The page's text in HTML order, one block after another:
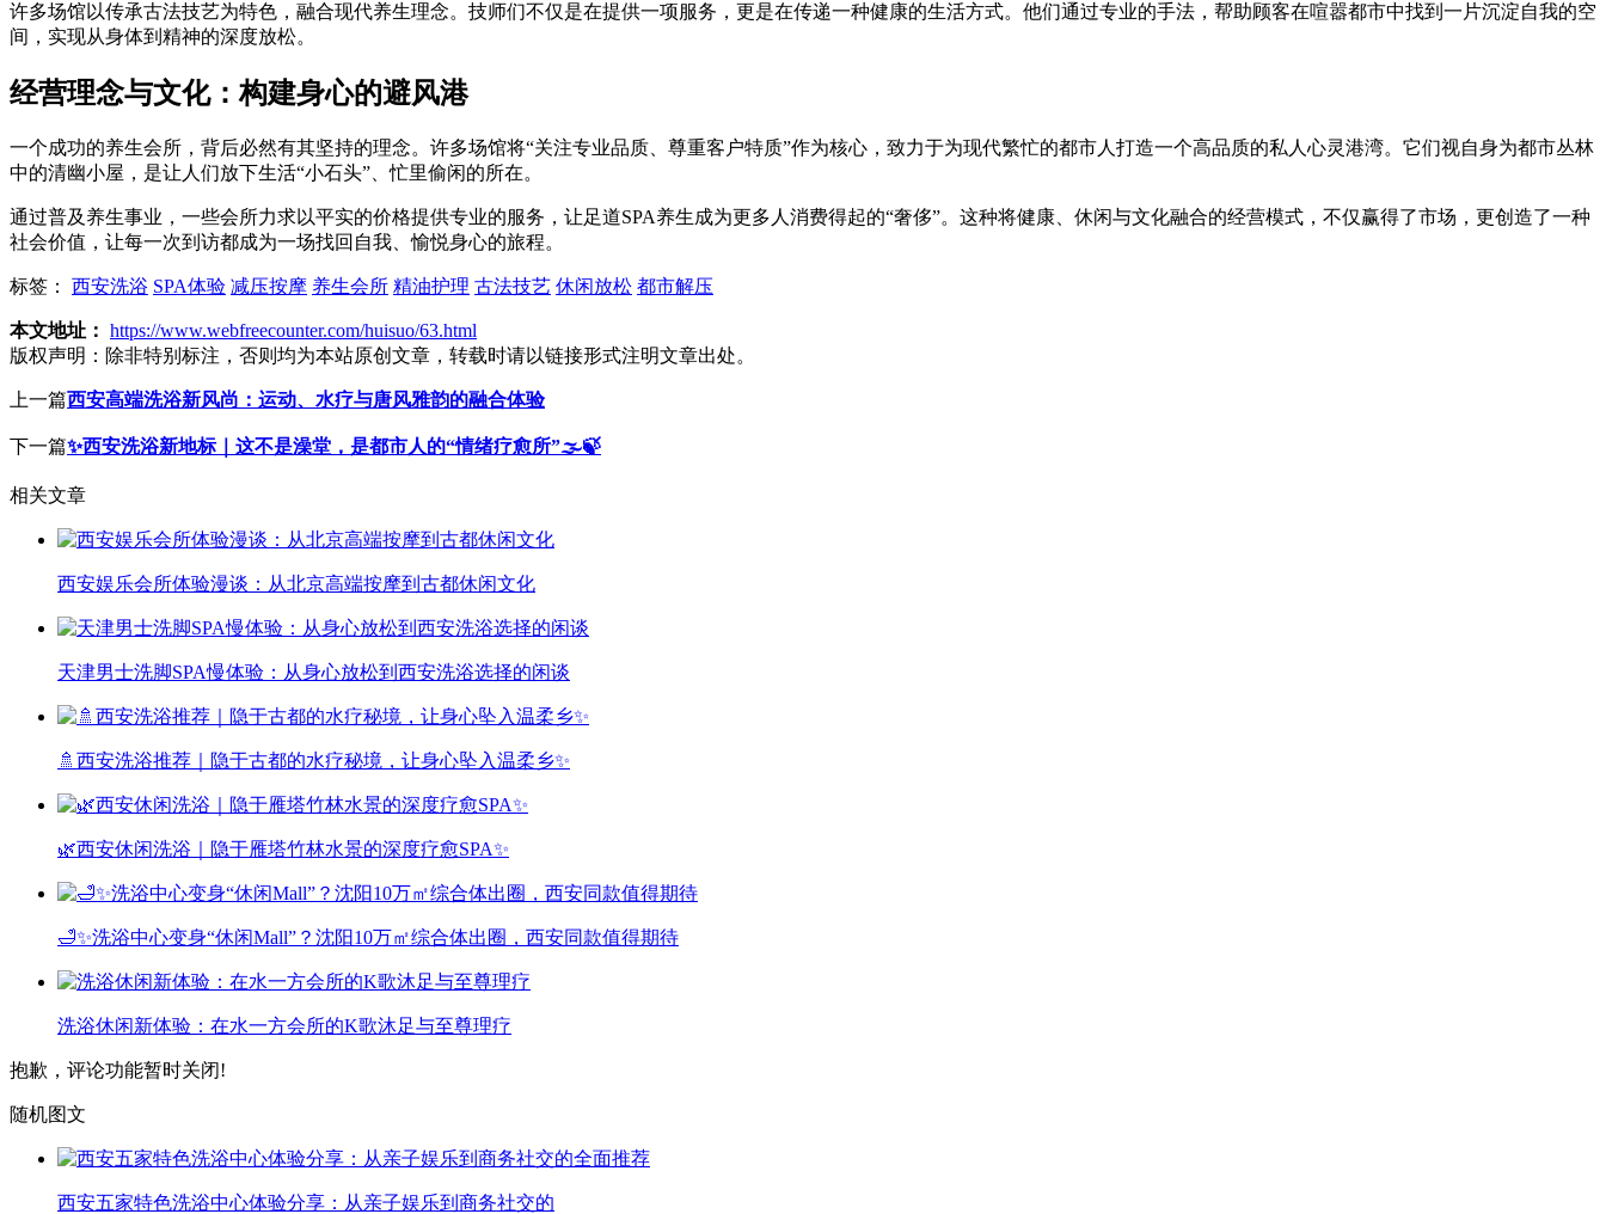
许多场馆以传承古法技艺为特色，融合现代养生理念。技师们不仅是在提供一项服务，更是在传递一种健康的生活方式。他们通过专业的手法，帮助顾客在喧嚣都市中找到一片沉淀自我的空
间，实现从身体到精神的深度放松。
经营理念与文化：构建身心的避风港
一个成功的养生会所，背后必然有其坚持的理念。许多场馆将“关注专业品质、尊重客户特质”作为核心，致力于为现代繁忙的都市人打造一个高品质的私人心灵港湾。它们视自身为都市丛林
中的清幽小屋，是让人们放下生活“小石头”、忙里偷闲的所在。
通过普及养生事业，一些会所力求以平实的价格提供专业的服务，让足道SPA养生成为更多人消费得起的“奢侈”。这种将健康、休闲与文化融合的经营模式，不仅赢得了市场，更创造了一种
社会价值，让每一次到访都成为一场找回自我、愉悦身心的旅程。
标签： 西安洗浴 SPA体验 减压按摩 养生会所 精油护理 古法技艺 休闲放松 都市解压
本文地址： https://www.webfreecounter.com/huisuo/63.html
版权声明： 除非特别标注，否则均为本站原创文章，转载时请以链接形式注明文章出处。
上一篇西安高端洗浴新风尚：运动、水疗与唐风雅韵的融合体验
下一篇✨西安洗浴新地标｜这不是澡堂，是都市人的“情绪疗愈所”🌫️🍃
相关文章
西安娱乐会所体验漫谈：从北京高端按摩到古都休闲文化
天津男士洗脚SPA慢体验：从身心放松到西安洗浴选择的闲谈
🚿西安洗浴推荐｜隐于古都的水疗秘境，让身心坠入温柔乡✨
🌿西安休闲洗浴｜隐于雁塔竹林水景的深度疗愈SPA✨
🛁✨洗浴中心变身“休闲Mall”？沈阳10万㎡综合体出圈，西安同款值得期待
洗浴休闲新体验：在水一方会所的K歌沐足与至尊理疗
抱歉，评论功能暂时关闭!
随机图文
西安五家特色洗浴中心体验分享：从亲子娱乐到商务社交的